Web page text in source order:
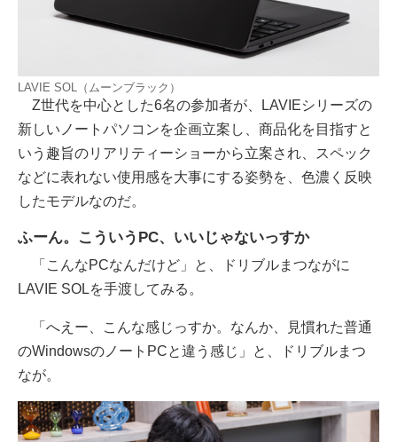
LAVIE SOL（ムーンブラック）
Z世代を中心とした6名の参加者が、LAVIEシリーズの
新しいノートパソコンを企画立案し、商品化を目指すと
いう趣旨のリアリティーショーから立案され、スペック
などに表れない使用感を大事にする姿勢を、色濃く反映
したモデルなのだ。
ふーん。こういうPC、いいじゃないっすか
「こんなPCなんだけど」と、ドリブルまつながに
LAVIE SOLを手渡してみる。
「へえー、こんな感じっすか。なんか、見慣れた普通
のWindowsのノートPCと違う感じ」と、ドリブルまつ
なが。